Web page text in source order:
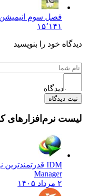
فصل سوم انیمیشن 2018 4
۱۵٬۱۴۱
دیدگاه خود را بنویسید
دیدگاه
ثبت دیدگاه
لیست نرم‌افزارهای
IDM قدرتمندترین نرم افزار دانلود
Manager
۲ مرداد ۱۴۰۵